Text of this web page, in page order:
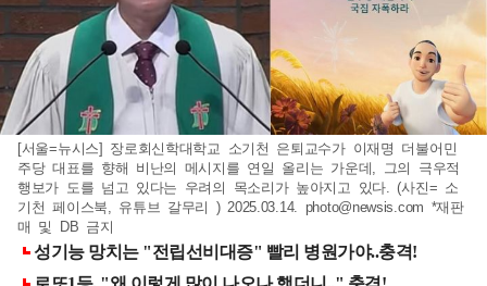
[서울=뉴시스] 장로회신학대학교 소기천 은퇴교수가 이재명 더불어민
주당 대표를 향해 비난의 메시지를 연일 올리는 가운데, 그의 극우적
행보가 도를 넘고 있다는 우려의 목소리가 높아지고 있다. (사진= 소
기천 페이스북, 유튜브 갈무리 ) 2025.03.14. photo@newsis.com *재판
매 및 DB 금지